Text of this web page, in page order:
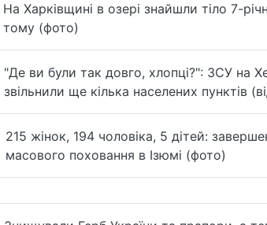
На Харківщині в озері знайшли тіло 7-
тому (фото)
"Де ви були так довго, хлопці?": ЗСУ на
звільнили ще кілька населених пунктів
215 жінок, 194 чоловіка, 5 дітей:
масового поховання в Ізюмі (фото)